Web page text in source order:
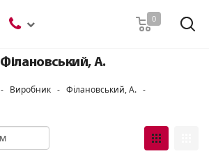
0
Філановський, А.
- Виробник - Філановський, А. -